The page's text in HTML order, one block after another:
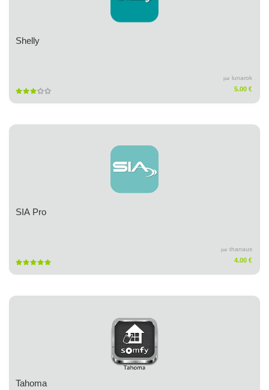
Shelly
par lunarok
5.00 €
SIA Pro
par thanaus
4.00 €
Tahoma